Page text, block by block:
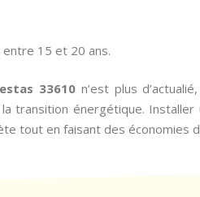
entre 15 et 20 ans.
33610 n’est plus
transition énergétique.
tout en faisant des économies